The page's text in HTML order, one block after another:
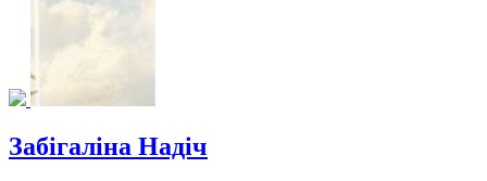
Забігаліна Надіч